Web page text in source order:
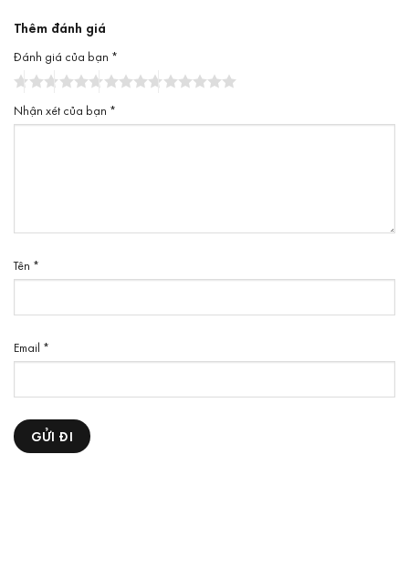
Thêm đánh giá
Đánh giá của bạn *
Nhận xét của bạn *
Tên *
Email *